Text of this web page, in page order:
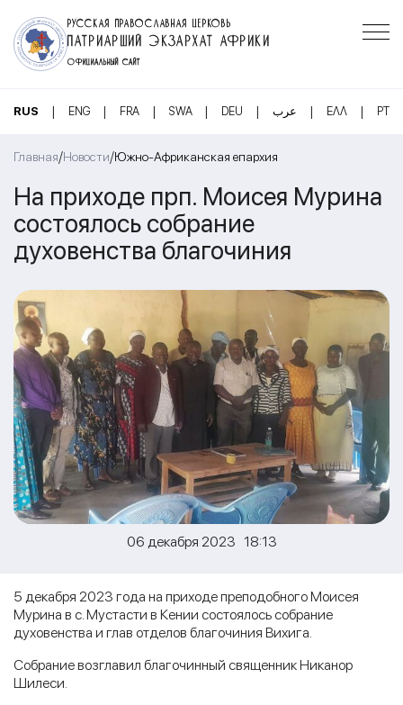
РУССКАЯ ПРАВОСЛАВНАЯ ЦЕРКОВЬ
ПАТРИАРШИЙ ЭКЗАРХАТ АФРИКИ
ОФИЦИАЛЬНЫЙ САЙТ
RUS | ENG | FRA | SWA | DEU | عرب | ΕΛΛ | PT
Главная/Новости/Южно-Африканская епархия
На приходе прп. Моисея Мурина
состоялось собрание
духовенства благочиния
06 декабря 2023 18:13
5 декабря 2023 года на приходе преподобного Моисея
Мурина в с. Мустасти в Кении состоялось собрание
духовенства и глав отделов благочиния Вихига.
Собрание возглавил благочинный священник Никанор
Шилеси.